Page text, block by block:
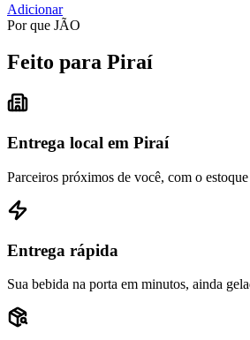
Adicionar
Por que JÃO
Feito para Piraí
Entrega local em Piraí
Parceiros próximos de você, com o
Entrega rápida
Sua bebida na porta em minutos, ainda